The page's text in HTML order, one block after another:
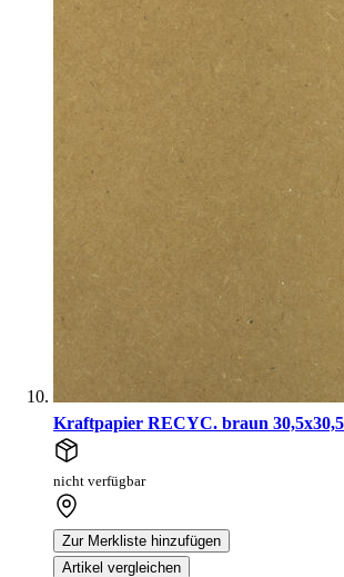
Kraftpapier RECYC. braun
nicht verfügbar
Zur Merkliste hinzufügen
Artikel vergleichen